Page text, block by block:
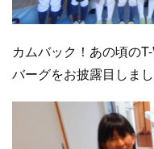
カムバック！あの頃の
バーグをお披露目しま